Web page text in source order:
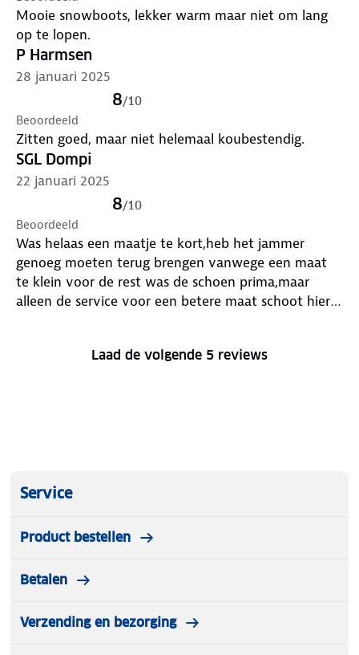
Mooie snowboots, lekker warm maar niet om lang
op te lopen.
P Harmsen
28 januari 2025
8/10
Beoordeeld
Zitten goed, maar niet helemaal koubestendig.
SGL Dompi
22 januari 2025
8/10
Beoordeeld
Was helaas een maatje te kort,heb het jammer
genoeg moeten terug brengen vanwege een maat
te klein voor de rest was de schoen prima,maar
alleen de service voor een betere maat schoot hierin
Laad de volgende 5 reviews
Service
Product bestellen
Betalen
Verzending en bezorging